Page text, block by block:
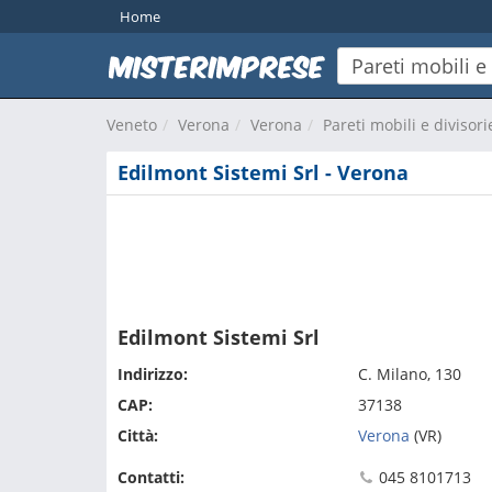
Home
Veneto Verona Verona Pareti mobili e
Edilmont Sistemi Srl - Verona
Edilmont Sistemi Srl
Indirizzo:
C. Milano, 130
CAP:
37138
Città:
Verona (VR)
Contatti:
045 8101713